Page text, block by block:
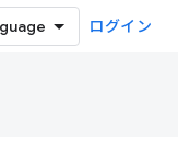
ログイン